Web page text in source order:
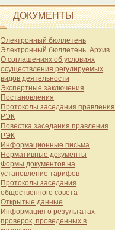
ДОКУМЕНТЫ
Электронный бюллетень
Электронный бюллетень. Архив
О соглашениях об условиях
осуществления регулируемых
видов деятельности
Экспертные заключения
Постановления
Протоколы заседания правления
РЭК
Повестка заседания правления
РЭК
Информационные письма
Нормативные документы
Формы документов на
установление тарифов
Протоколы заседания
общественного совета
Открытые данные
Информация о результатах
проверок, проведенных в